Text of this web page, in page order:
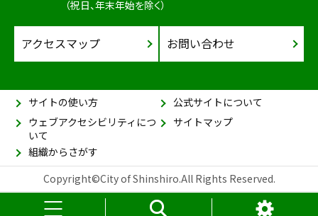
（祝日、年末年始を除く）
アクセスマップ お問い合わせ
サイトの使い方
公式サイトについて
ウェブアクセシビリティにつ
いて
サイトマップ
組織からさがす
Copyright©City of Shinshiro.All Rights Reserved.